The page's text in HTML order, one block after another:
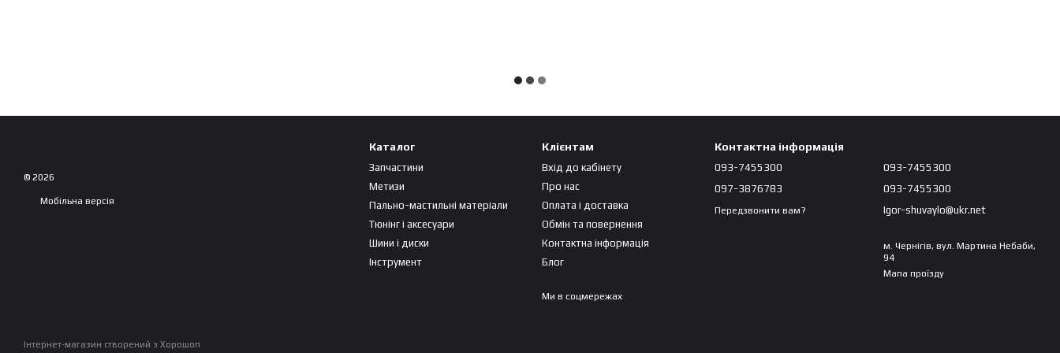
© 2026
Мобільна версія
Інтернет-магазин створений з Хорошоп
Каталог
Запчастини
Метизи
Пально-мастильні матеріали
Тюнінг і аксесуари
Шини і диски
Інструмент
Клієнтам
Вхід до кабінету
Про нас
Оплата і доставка
Обмін та повернення
Контактна інформація
Блог
Ми в соцмережах
Контактна інформація
093-7455300
097-3876783
Передзвонити вам?
093-7455300
093-7455300
Igor-shuvaylo@ukr.net
м. Чернігів, вул. Мартина Небаби,
94
Мапа проїзду